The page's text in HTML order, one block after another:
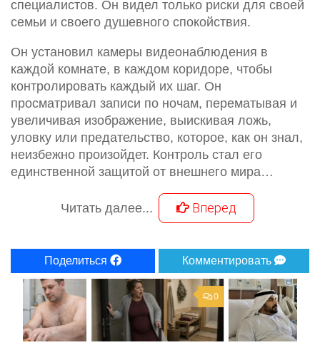
специалистов. Он видел только риски для своей
семьи и своего душевного спокойствия.
Он установил камеры видеонаблюдения в
каждой комнате, в каждом коридоре, чтобы
контролировать каждый их шаг. Он
просматривал записи по ночам, перематывая и
увеличивая изображение, выискивая ложь,
уловку или предательство, которое, как он знал,
неизбежно произойдет. Контроль стал его
единственной защитой от внешнего мира…
Читать далее... Вперед
Поделиться Комментировать
0